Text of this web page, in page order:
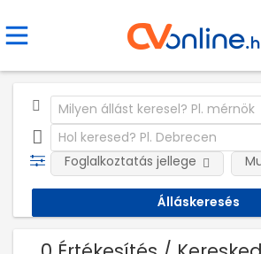
Foglalkoztatás jellege